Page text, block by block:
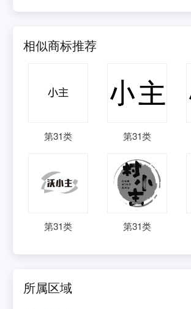
相似商标推荐
第31类 第31类
第31类 第31类
所属区域